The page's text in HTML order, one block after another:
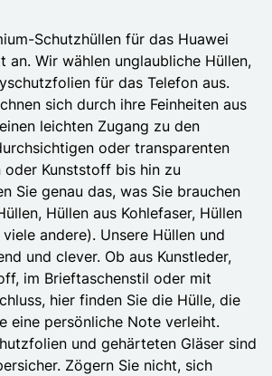
Schutzhüllen für das Huawei
an. Wir wählen unglaubliche Hüllen,
für das Telefon aus.
sich durch ihre Feinheiten aus
leichten Zugang zu den
oder transparenten
oder Kunststoff bis hin zu
Sie genau das, was Sie brauchen
Hüllen aus Kohlefaser, Hüllen
andere). Unsere Hüllen und
und clever. Ob aus Kunstleder,
im Brieftaschenstil oder mit
hier finden Sie die Hülle, die
eine persönliche Note verleiht.
und gehärteten Gläser sind
Zögern Sie nicht, sich